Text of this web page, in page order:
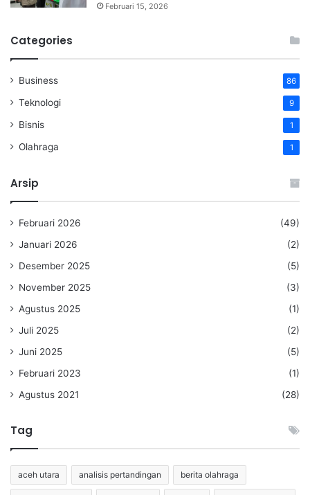
Februari 15, 2026
Categories
Business 86
Teknologi 9
Bisnis 1
Olahraga 1
Arsip
Februari 2026
(49)
Januari 2026
(2)
Desember 2025
(5)
November 2025
(3)
Agustus 2025
(1)
Juli 2025
(2)
Juni 2025
(5)
Februari 2023
(1)
Agustus 2021
(28)
Tag
aceh utara analisis pertandingan berita olahraga